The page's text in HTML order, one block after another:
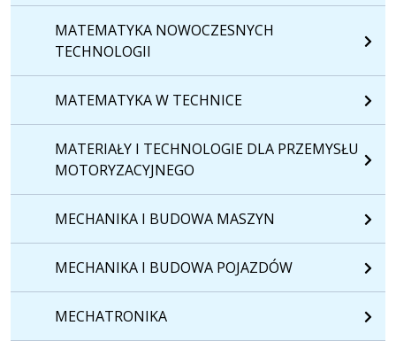
MATEMATYKA NOWOCZESNYCH
TECHNOLOGII
MATEMATYKA W TECHNICE
MATERIAŁY I TECHNOLOGIE DLA PRZEMYSŁU
MOTORYZACYJNEGO
MECHANIKA I BUDOWA MASZYN
MECHANIKA I BUDOWA POJAZDÓW
MECHATRONIKA